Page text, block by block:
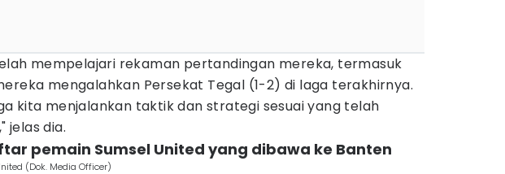
mempelajari rekaman pertandingan mereka, termasuk
mengalahkan Persekat Tegal (1-2) di laga terakhirnya.
kita menjalankan taktik dan strategi sesuai yang telah
jelas dia.
pemain Sumsel United yang dibawa ke Banten
(Dok. Media Officer)